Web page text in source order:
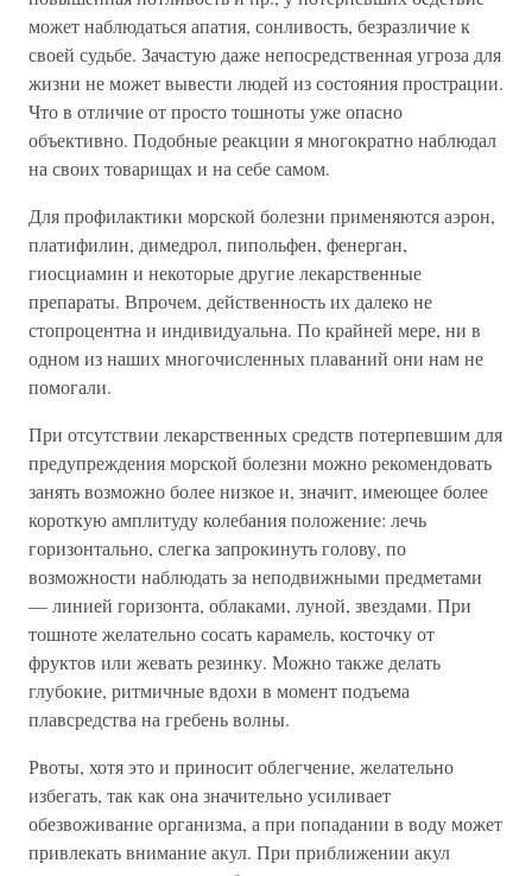
может наблюдаться апатия, сонливость, безразличие к
своей судьбе. Зачастую даже непосредственная угроза для
жизни не может вывести людей из состояния прострации.
Что в отличие от просто тошноты уже опасно
объективно. Подобные реакции я многократно наблюдал
на своих товарищах и на себе самом.
Для профилактики морской болезни применяются аэрон,
платифилин, димедрол, пипольфен, фенерган,
гиосциамин и некоторые другие лекарственные
препараты. Впрочем, действенность их далеко не
стопроцентна и индивидуальна. По крайней мере, ни в
одном из наших многочисленных плаваний они нам не
помогали.
При отсутствии лекарственных средств потерпевшим для
предупреждения морской болезни можно рекомендовать
занять возможно более низкое и, значит, имеющее более
короткую амплитуду колебания положение: лечь
горизонтально, слегка запрокинуть голову, по
возможности наблюдать за неподвижными предметами
— линией горизонта, облаками, луной, звездами. При
тошноте желательно сосать карамель, косточку от
фруктов или жевать резинку. Можно также делать
глубокие, ритмичные вдохи в момент подъема
плавсредства на гребень волны.
Рвоты, хотя это и приносит облегчение, желательно
избегать, так как она значительно усиливает
обезвоживание организма, а при попадании в воду может
привлекать внимание акул. При приближении акул